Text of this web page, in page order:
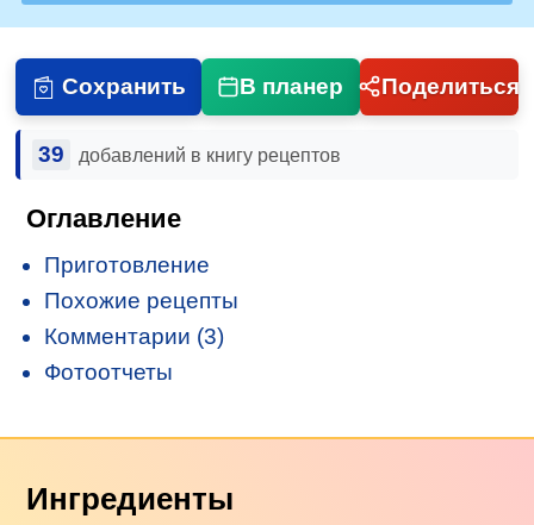
Сохранить В планер Поделиться
39 добавлений в книгу рецептов
Оглавление
Приготовление
Похожие рецепты
Комментарии (3)
Фотоотчеты
Ингредиенты